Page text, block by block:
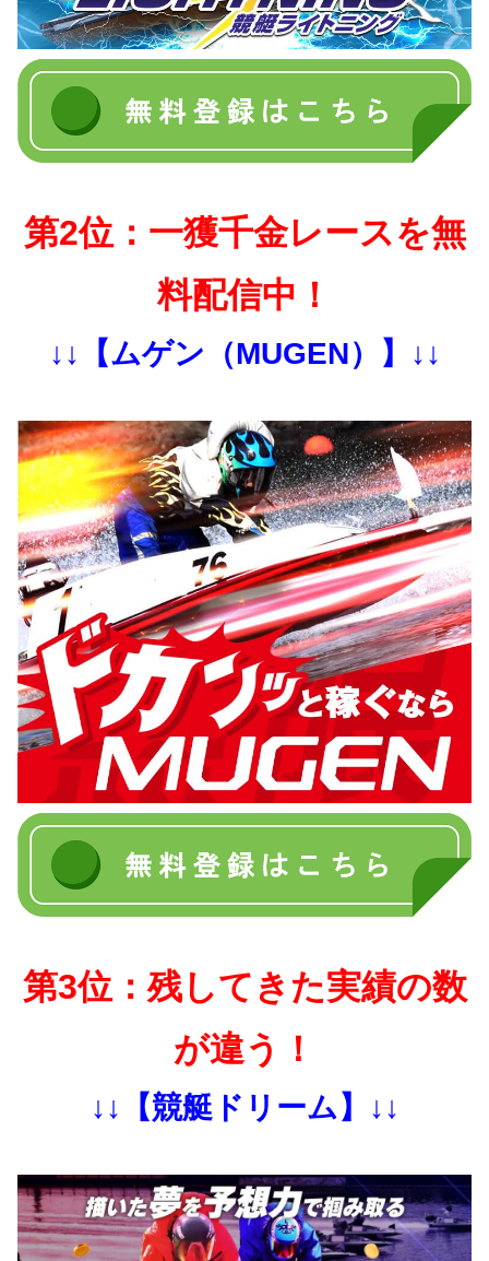
第2位：一獲千金レースを無
料配信中！
↓↓【ムゲン（MUGEN）】↓↓
第3位：残してきた実績の数
が違う！
↓↓【競艇ドリーム】↓↓